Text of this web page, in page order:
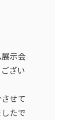
示会
ざい
せて
たで